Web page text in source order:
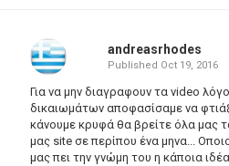
andreasrhodes
Published Oct 19, 2016
Για να μην διαγραφουν τα video
δικαιωμάτων αποφασίσαμε να
κάνουμε κρυφά θα βρείτε όλα μας
μας site σε περίπου ένα μηνα...
μας πει την γνώμη του η κάποια